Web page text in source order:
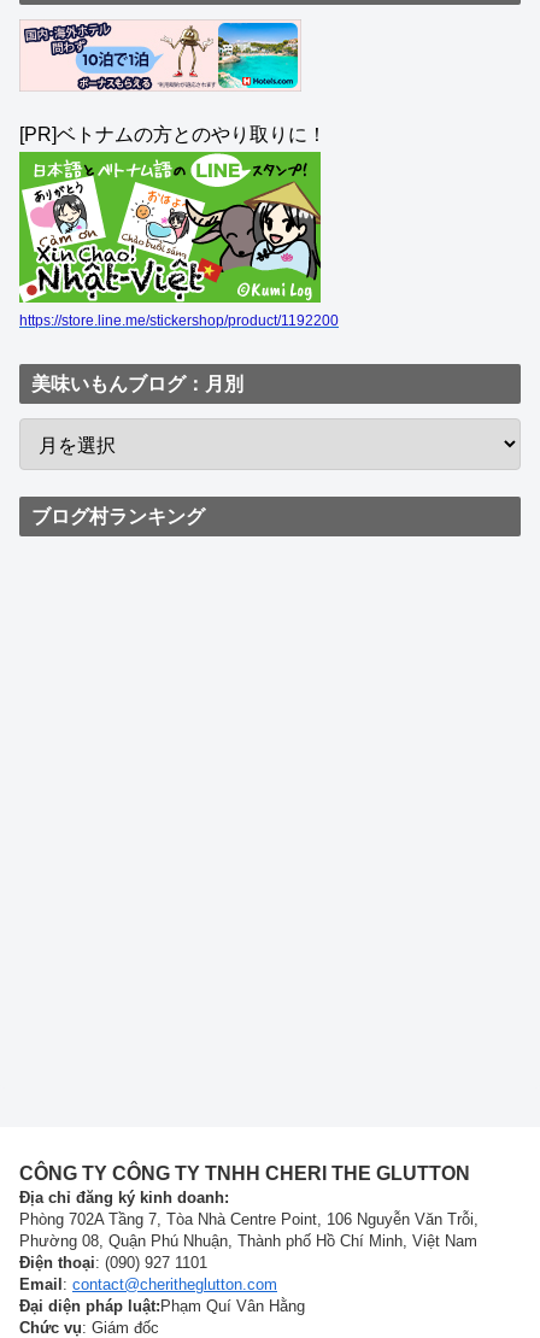
[PR]ベトナムの方とのやり取りに！
https://store.line.me/stickershop/product/1192200
美味いもんブログ：月別
ブログ村ランキング
CÔNG TY CÔNG TY TNHH CHERI THE GLUTTON
Địa chỉ đăng ký kinh doanh:
Phòng 702A Tầng 7, Tòa Nhà Centre Point, 106 Nguyễn Văn Trỗi,
Phường 08, Quận Phú Nhuận, Thành phố Hồ Chí Minh, Việt Nam
Điện thoại: (090) 927 1101
Email: contact@cheritheglutton.com
Đại diện pháp luật:Phạm Quí Vân Hằng
Chức vụ: Giám đốc